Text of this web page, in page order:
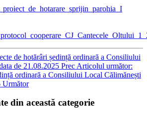
de hotărâri ședință ordinară a Consiliului
de 21.08.2025 Prec Articolul următor:
ordinară a Consiliului Local Călimănești
Următor
din această categorie